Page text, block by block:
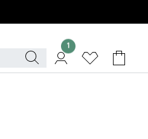
1